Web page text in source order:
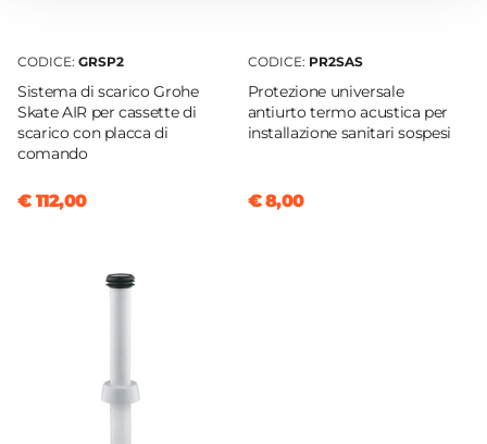
16 cm
Caratteristiche CopriWC
Tipologia Copri WC
Classico
Finitura Copri WC
Interasse Copri WC Compatibile
CODICE: GRSP2
Sistema di scarico Grohe
Skate AIR per cassette di
scarico con placca di
comando
€ 112,00
CODICE: PR2SAS
Protezione universale
antiurto termo acustica per
installazione sanitari sospesi
€ 8,00